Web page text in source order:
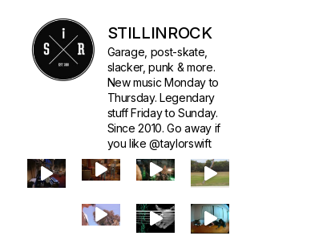
STILLINROCK
Garage, post-skate,
slacker, punk & more.
New music Monday to
Thursday. Legendary
stuff Friday to Sunday.
Since 2010. Go away if
you like @taylorswift